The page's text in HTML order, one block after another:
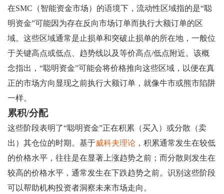
在SMC（智能资金市场）的语境下，流动性区域指的是“聪
明资金”可能因为存在反向市场订单而执行大额订单的区
域。这些区域通常是止损单和突破止损单的所在地，一般位
于关键高点或低点、趋势线以及等价高点/低​​点附近。该概
念指出，“聪明资金”可能会将价格推向这些区域，以便在真
正的市场方向显现之前执行大额订单，就像牛市或熊市陷阱
一样。
累积/分配
这些阶段表明了“聪明资金”正在积累（买入）或分散（卖
出）其仓位的时期。基于威科夫理论 ，积累通常发生在较低
的价格水平，往往是在显著上涨趋势之前；而分散则发生在
较高的价格水平，通常发生在下跌趋势之前。识别这些阶段
可以帮助机构投资者洞察未来市场走向。